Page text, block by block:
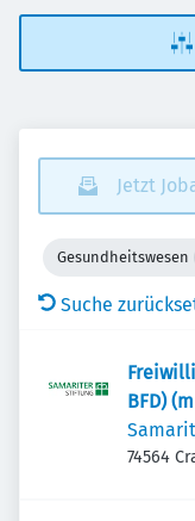
Jetzt
Gesundheitswesen
Suche
BFD)
74564